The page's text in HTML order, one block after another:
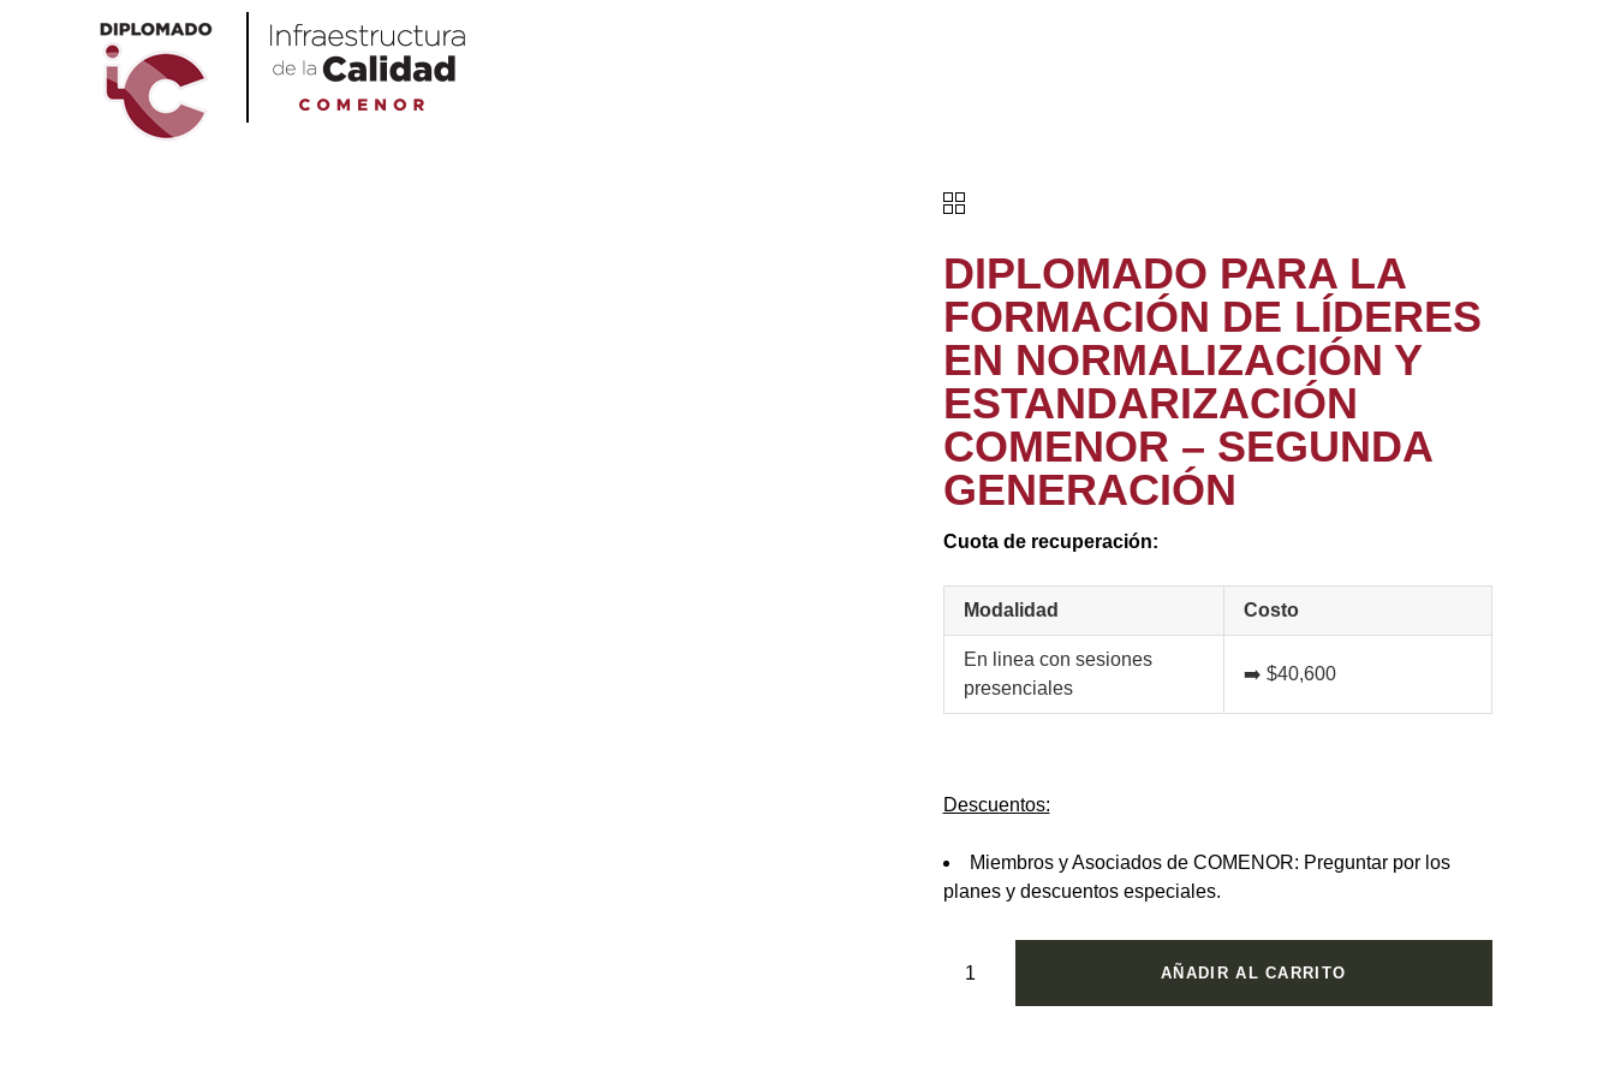
DIPLOMADO PARA LA
FORMACIÓN DE LÍDERES
EN NORMALIZACIÓN Y
ESTANDARIZACIÓN
COMENOR – SEGUNDA
GENERACIÓN
Cuota de recuperación:
Modalidad Costo
En linea con sesiones
presenciales
➡️ $40,600
Descuentos:
Miembros y Asociados de COMENOR: Preguntar por los
planes y descuentos especiales.
AÑADIR AL CARRITO